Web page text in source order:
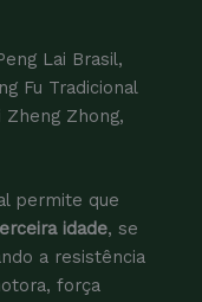
Lai Brasil,
Fu Tradicional
Zhong,
permite que
idade, se
a resistência
força